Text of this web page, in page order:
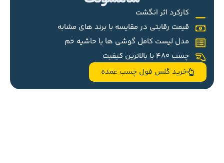
کارکرد اثر انگشت
قیمت رقابتی در مقایسه با برند های مشابه
مدل لیست کامل گوشی ها با حاشیه خم
چسب 480 با بالاترین کیفیت
خرید گلس فول چسب عمده